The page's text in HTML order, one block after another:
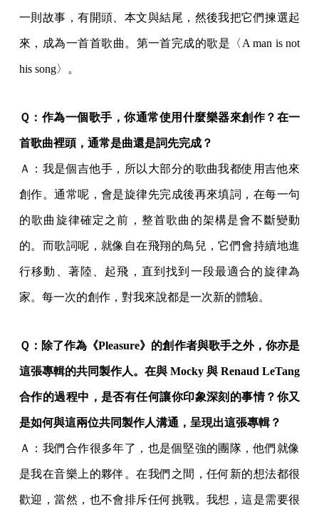
一則故事，有開頭、本文與結尾，然後我把它們揀選起
來，成為一首首歌曲。第一首完成的歌是〈A man is not
his song〉。
Ｑ：作為一個歌手，你通常使用什麼樂器來創作？在一
首歌曲裡頭，通常是曲還是詞先完成？
Ａ：我是個吉他手，所以大部分的歌曲我都使用吉他來
創作。通常呢，會是旋律先完成後再來填詞，在每一句
的歌曲旋律確定之前，整首歌曲的架構是會不斷變動
的。而歌詞呢，就像自在飛翔的鳥兒，它們會持續地進
行移動、著陸、起飛，直到找到一段最適合的旋律為
家。每一次的創作，對我來說都是一次新的體驗。
Ｑ：除了作為《Pleasure》的創作者與歌手之外，你亦是
這張專輯的共同製作人。在與 Mocky 與 Renaud LeTang
合作的過程中，是否有任何讓你印象深刻的事情？你又
是如何與這兩位共同製作人溝通，呈現出這張專輯？
Ａ：我們合作很多年了，也是個堅強的團隊，他們就像
是我在音樂上的夥伴。在我們之間，任何新的想法都很
歡迎，當然，也不會排斥任何挑戰。我想，這是需要很